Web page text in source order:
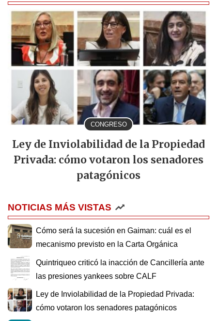
CONGRESO
Ley de Inviolabilidad de la Propiedad
Privada: cómo votaron los senadores
patagónicos
NOTICIAS MÁS VISTAS
Cómo será la sucesión en Gaiman: cuál es el
mecanismo previsto en la Carta Orgánica
Quintriqueo criticó la inacción de Cancillería ante
las presiones yankees sobre CALF
Ley de Inviolabilidad de la Propiedad Privada:
cómo votaron los senadores patagónicos